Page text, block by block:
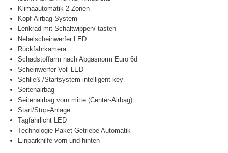
Klimaautomatik 2-Zonen
Kopf-Airbag-System
Lenkrad mit Schaltwippen/-tasten
Nebelscheinwerfer LED
Rückfahrkamera
Schadstoffarm nach Abgasnorm Euro 6d
Scheinwerfer Voll-LED
Schließ-/Startsystem intelligent key
Seitenairbag
Seitenairbag vorn mitte (Center-Airbag)
Start/Stop-Anlage
Tagfahrlicht LED
Technologie-Paket Getriebe Automatik
Einparkhilfe vorn und hinten